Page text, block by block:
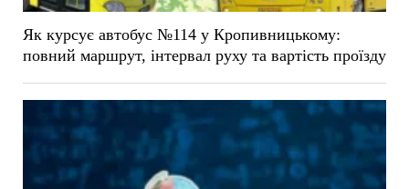
Як курсує автобус №114 у Кропивницькому:
повний маршрут, інтервал руху та вартість проїзду